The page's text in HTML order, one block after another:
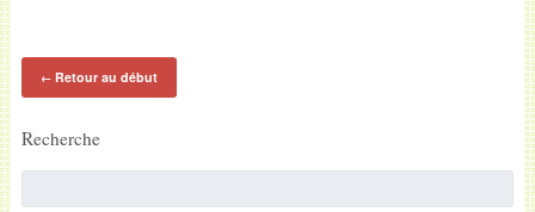
←Retour au début
Recherche